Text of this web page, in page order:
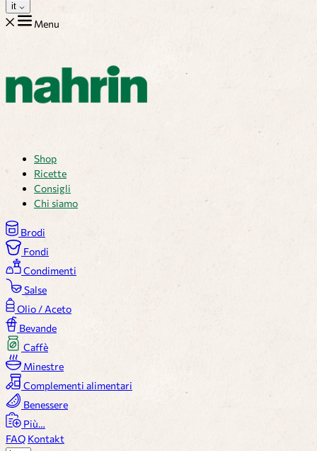
it
Menu
Shop
Ricette
Consigli
Chi siamo
Brodi
Fondi
Condimenti
Salse
Olio / Aceto
Bevande
Caffè
Minestre
Complementi alimentari
Benessere
Più…
FAQ Kontakt